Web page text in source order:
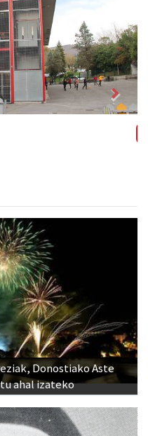
Next
Donostiako Aste
ahal izateko